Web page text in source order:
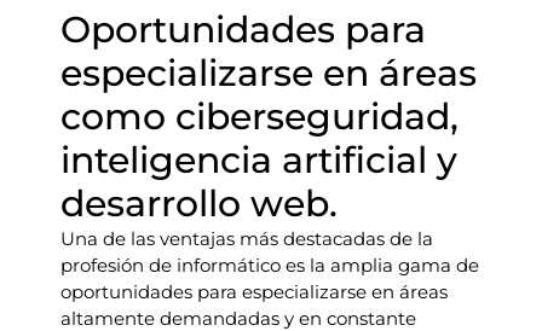
Oportunidades para
especializarse en áreas
como ciberseguridad,
inteligencia artificial y
desarrollo web.
Una de las ventajas más destacadas de la
profesión de informático es la amplia gama de
oportunidades para especializarse en áreas
altamente demandadas y en constante